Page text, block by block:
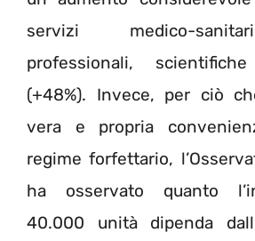
servizi medico-
professionali,
(+48%). Invece, per ciò
vera e propria
regime forfettario,
ha osservato quanto
40.000 unità dipenda